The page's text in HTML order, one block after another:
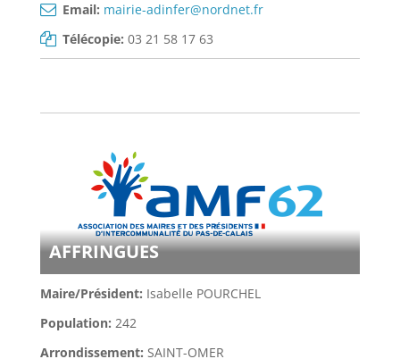
Email: mairie-adinfer@nordnet.fr
Télécopie: 03 21 58 17 63
AFFRINGUES
Maire/Président: Isabelle POURCHEL
Population: 242
Arrondissement: SAINT-OMER